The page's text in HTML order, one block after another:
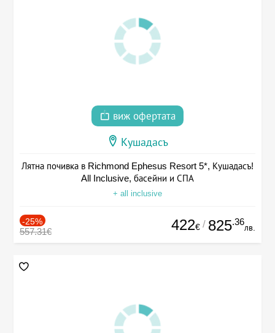
виж офертата
Кушадасъ
Лятна почивка в Richmond Ephesus Resort 5*, Кушадасъ!
All Inclusive, басейни и СПА
+ all inclusive
-25%
557.31€ 422€ / 825.36
лв.